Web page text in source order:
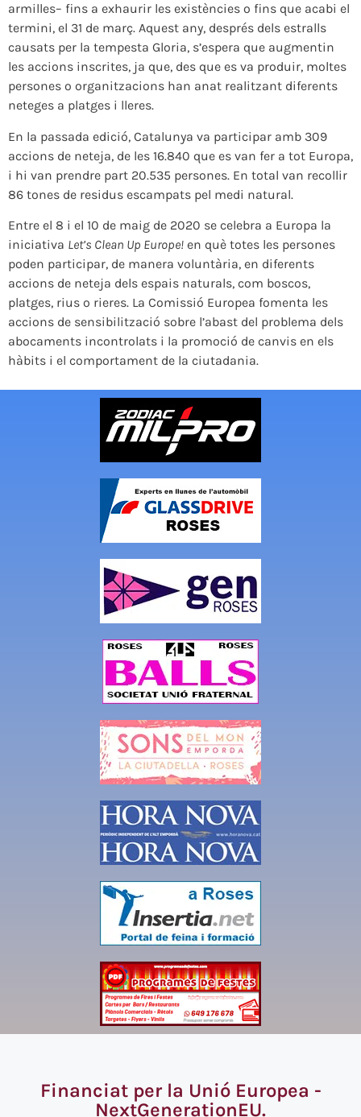
armilles– fins a exhaurir les existències o fins que acabi el
termini, el 31 de març. Aquest any, després dels estralls
causats per la tempesta Gloria, s’espera que augmentin
les accions inscrites, ja que, des que es va produir, moltes
persones o organitzacions han anat realitzant diferents
neteges a platges i lleres.
En la passada edició, Catalunya va participar amb 309
accions de neteja, de les 16.840 que es van fer a tot Europa,
i hi van prendre part 20.535 persones. En total van recollir
86 tones de residus escampats pel medi natural.
Entre el 8 i el 10 de maig de 2020 se celebra a Europa la
iniciativa Let’s Clean Up Europe! en què totes les persones
poden participar, de manera voluntària, en diferents
accions de neteja dels espais naturals, com boscos,
platges, rius o rieres. La Comissió Europea fomenta les
accions de sensibilització sobre l’abast del problema dels
abocaments incontrolats i la promoció de canvis en els
hàbits i el comportament de la ciutadania.
Financiat per la Unió Europea -
NextGenerationEU.